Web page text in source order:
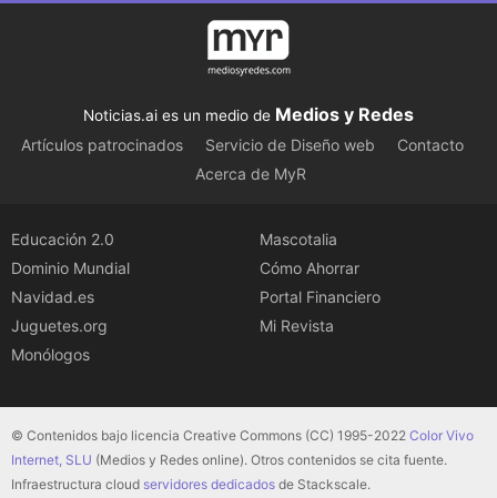
Noticias.ai es un medio de Medios y Redes
Artículos patrocinados Servicio de Diseño web
Contacto
Acerca de MyR
Educación 2.0
Dominio Mundial
Navidad.es
Juguetes.org
Monólogos
Mascotalia
Cómo Ahorrar
Portal Financiero
Mi Revista
© Contenidos bajo licencia Creative Commons (CC) 1995-2022 Color Vivo
Internet, SLU (Medios y Redes online). Otros contenidos se cita fuente.
Infraestructura cloud servidores dedicados de Stackscale.